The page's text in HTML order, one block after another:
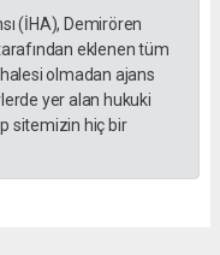
(İHA), Demirören
eklenen tüm
olmadan ajans
yer alan hukuki
sitemizin hiç bir